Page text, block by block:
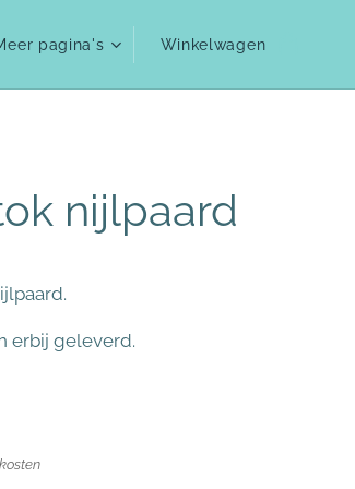
pagina's Winkelwagen
nijlpaard
erbij geleverd.